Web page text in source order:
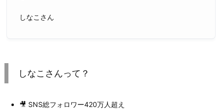
しなこさん
しなこさんって？
🎥 SNS総フォロワー420万人超え